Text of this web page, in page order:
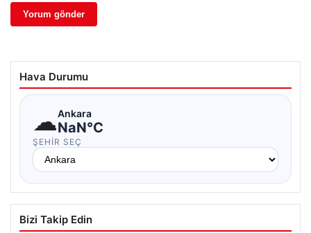
Hava Durumu
☁Ankara
NaN°C
ŞEHIR SEÇ
Bizi Takip Edin